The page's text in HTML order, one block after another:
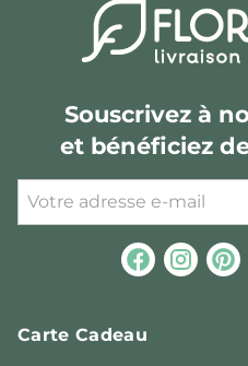
Souscrivez à
et bénéficiez
Carte Cadeau